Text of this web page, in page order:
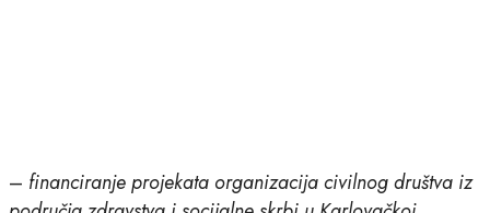
– financiranje projekata organizacija civilnog društva iz